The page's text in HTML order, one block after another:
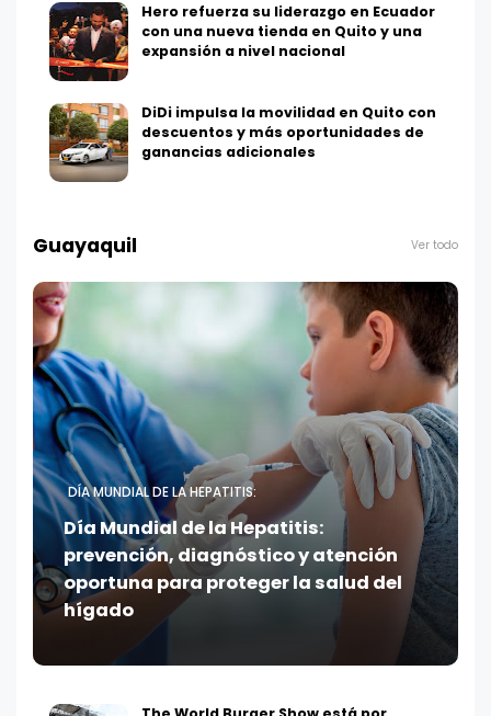
Hero refuerza su liderazgo en Ecuador
con una nueva tienda en Quito y una
expansión a nivel nacional
DiDi impulsa la movilidad en Quito con
descuentos y más oportunidades de
ganancias adicionales
Guayaquil Ver todo
DÍA MUNDIAL DE LA HEPATITIS:
Día Mundial de la Hepatitis:
prevención, diagnóstico y atención
oportuna para proteger la salud del
hígado